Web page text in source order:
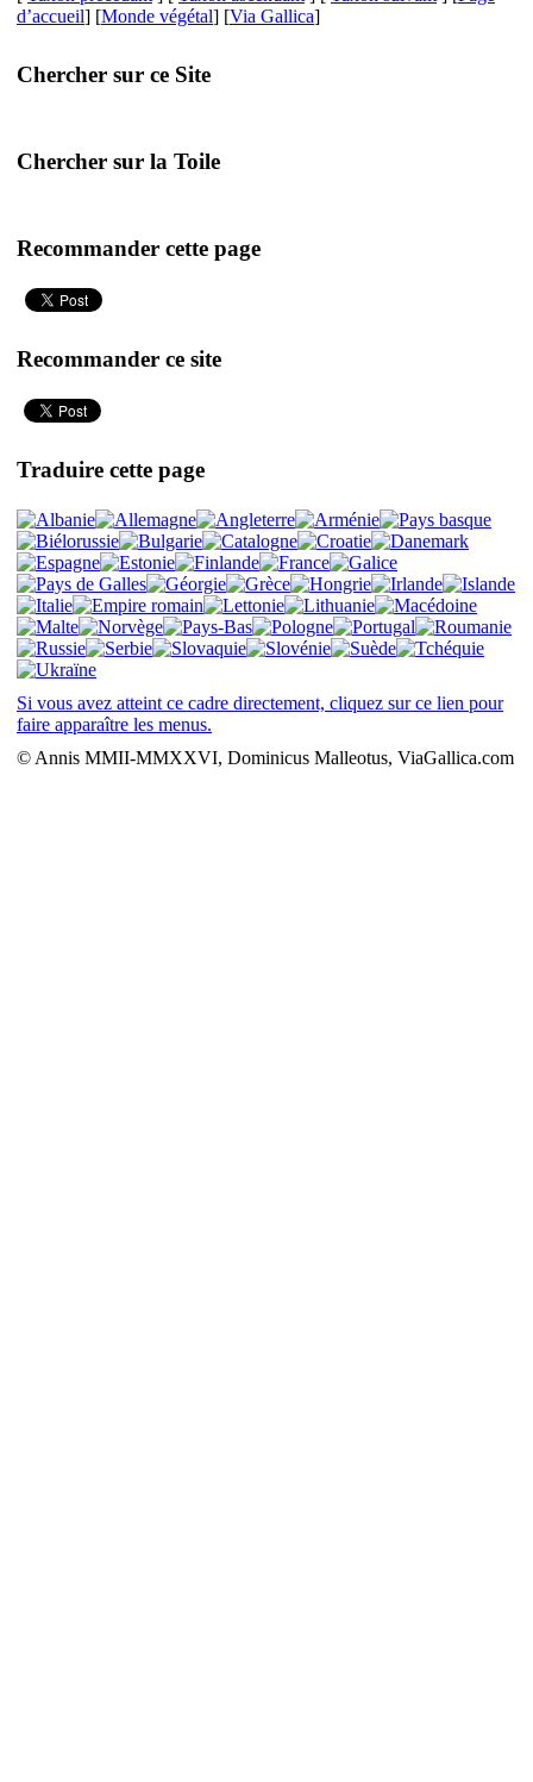
d’accueil] [Monde végétal] [Via Gallica]
Chercher sur ce Site
Chercher sur la Toile
Recommander cette page
Recommander ce site
Traduire cette page
Si vous avez atteint ce cadre directement, cliquez sur ce lien pour
faire apparaître les menus.
© Annis MMII-MMXXVI, Dominicus Malleotus, ViaGallica.com